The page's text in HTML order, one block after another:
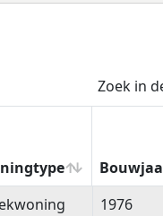
Zoek in
Bouwjaar
1976